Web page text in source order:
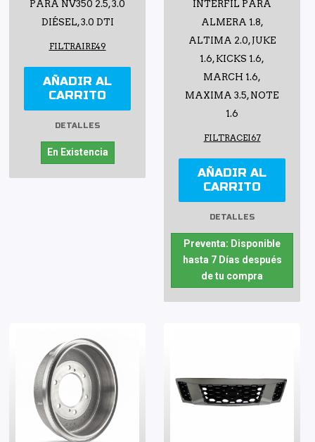
PARA NV350 2.5, 3.0
DIÉSEL, 3.0 DTI
FILTRAIRE49
AÑADIR AL
CARRITO
DETALLES
En Existencia
INTERFIL PARA
ALMERA 1.8,
ALTIMA 2.0, JUKE
1.6, KICKS 1.6,
MARCH 1.6,
MAXIMA 3.5, NOTE
1.6
FILTRACEI67
AÑADIR AL
CARRITO
DETALLES
Preventa: Disponible
hasta 7 Días después
de tu compra